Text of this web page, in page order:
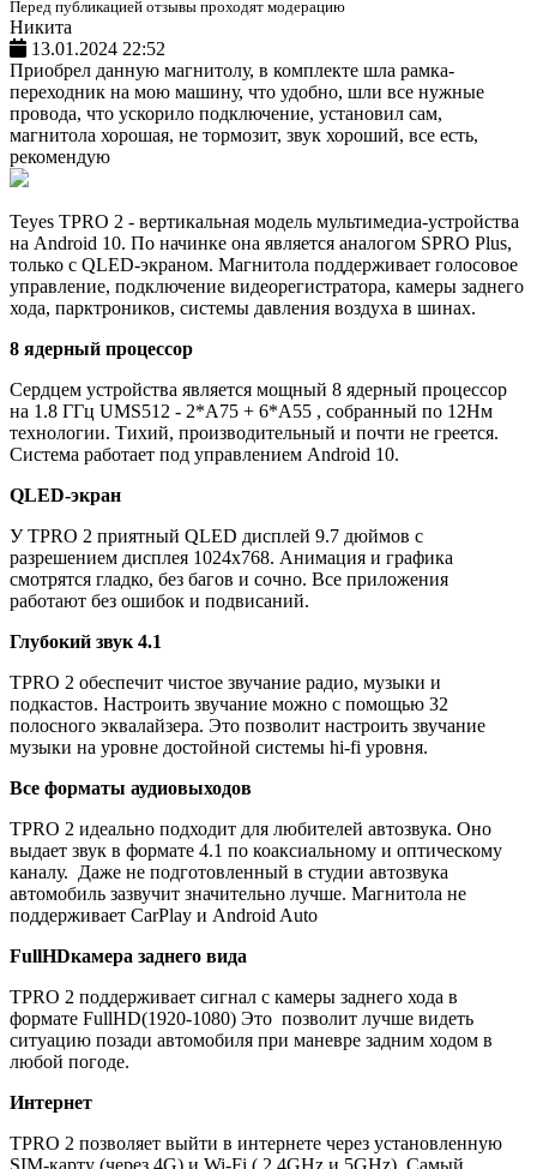
Перед публикацией отзывы проходят модерацию
Никита
13.01.2024 22:52
Приобрел данную магнитолу, в комплекте шла рамка-
переходник на мою машину, что удобно, шли все нужные
провода, что ускорило подключение, установил сам,
магнитола хорошая, не тормозит, звук хороший, все есть,
рекомендую
Teyes TPRO 2 - вертикальная модель мультимедиа-устройства
на Android 10. По начинке она является аналогом SPRO Plus,
только с QLED-экраном. Магнитола поддерживает голосовое
управление, подключение видеорегистратора, камеры заднего
хода, парктроников, системы давления воздуха в шинах.
8 ядерный процессор
Сердцем устройства является мощный 8 ядерный процессор
на 1.8 ГГц UMS512 - 2*A75 + 6*A55 , собранный по 12Нм
технологии. Тихий, производительный и почти не греется.
Система работает под управлением Android 10.
QLED-экран
У TPRO 2 приятный QLED дисплей 9.7 дюймов c
разрешением дисплея 1024х768. Анимация и графика
смотрятся гладко, без багов и сочно. Все приложения
работают без ошибок и подвисаний.
Глубокий звук 4.1
TPRO 2 обеспечит чистое звучание радио, музыки и
подкастов. Настроить звучание можно с помощью 32
полосного эквалайзера. Это позволит настроить звучание
музыки на уровне достойной системы hi-fi уровня.
Все форматы аудиовыходов
TPRO 2 идеально подходит для любителей автозвука. Оно
выдает звук в формате 4.1 по коаксиальному и оптическому
каналу. Даже не подготовленный в студии автозвука
автомобиль зазвучит значительно лучше. Магнитола не
поддерживает CarPlay и Android Auto
FullHDкамера заднего вида
TPRO 2 поддерживает сигнал с камеры заднего хода в
формате FullHD(1920-1080) Это позволит лучше видеть
ситуацию позади автомобиля при маневре задним ходом в
любой погоде.
Интернет
TPRO 2 позволяет выйти в интернете через установленную
SIM-карту (через 4G) и Wi-Fi ( 2.4GHz и 5GHz). Самый